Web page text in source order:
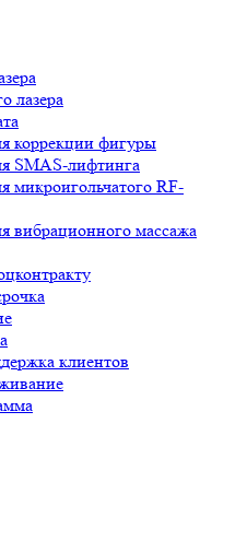
лазера
коррекции фигуры
SMAS-лифтинга
микроигольчатого RF-
вибрационного массажа
клиентов